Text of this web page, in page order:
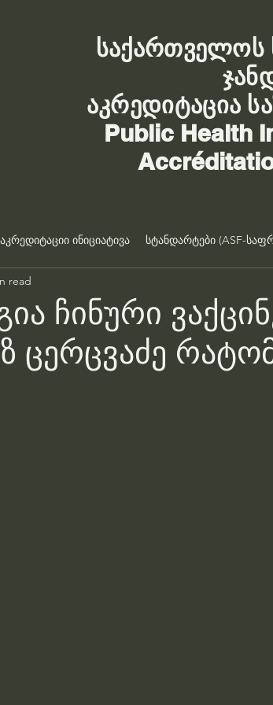
საქართველოს
აკრედიტაცია
Public Health
ინიციატივა სტანდარტები (ASF-
ჩინური
ცერცვაძე
read